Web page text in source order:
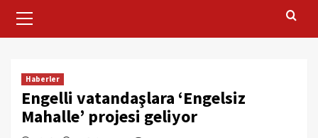
Menu
Haberler
Engelli vatandaşlara ‘Engelsiz
Mahalle’ projesi geliyor